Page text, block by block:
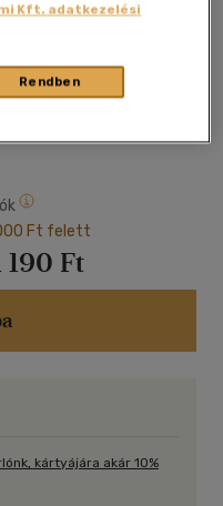
Ft felett
190 Ft
kártyájára akár 10%
Kft. adatkezelési
Rendben